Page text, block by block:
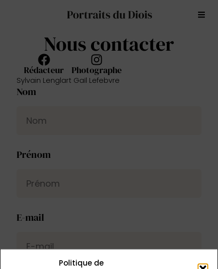
Politique de
Nous contacter
Rédacteur
Sylvain Lenglart
Photographe
Gaïl Lefebvre
Nom
Prénom
E-mail